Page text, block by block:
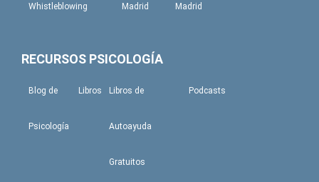
Whistleblowing Madrid Madrid
RECURSOS PSICOLOGÍA
Blog de
Psicología
Libros Libros de
Autoayuda
Gratuitos
Podcasts